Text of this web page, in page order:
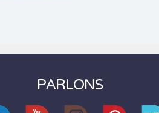
PARLONS